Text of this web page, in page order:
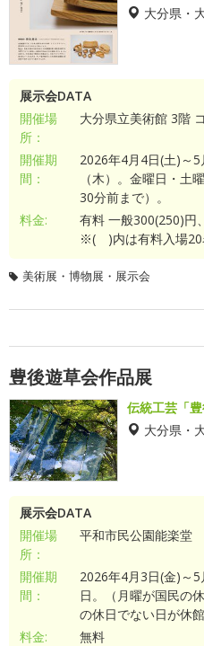
大分県・
展示会DATA
開催場
所：
大分県立美術館 3階
開催期
間：
2026年4月4日(土)～
（木）。金曜日・土
30分前まで）。
料金:
有料 一般300(250)円
※( )内は有料入場20
美術展・博物展・展示会
豊後遊草会作品展
伝統工芸「
大分県・
展示会DATA
開催場
所：
平和市民公園能楽堂
開催期
間：
2026年4月3日(金)～
日。（月曜が国民の
の休日でない日が休
料金:
無料